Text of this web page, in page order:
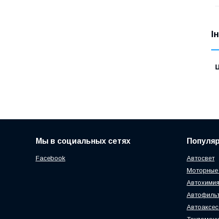
Мы в социальных сетях
Facebook
Автосвет